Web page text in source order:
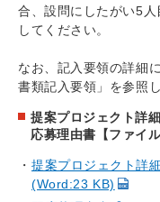
合、設問にしたがい5
してください。
なお、記入要領の詳細
書類記入要領」を参照
提案プロジェクト詳
応募理由書【ファイ
提案プロジェクト詳
(Word:23 KB)